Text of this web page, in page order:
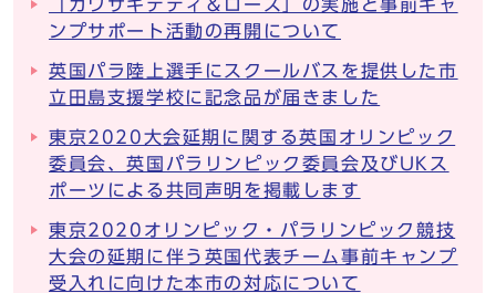
「カワサキテディ＆ローズ」の実施と事前キャ
ンプサポート活動の再開について
英国パラ陸上選手にスクールバスを提供した市
立田島支援学校に記念品が届きました
東京2020大会延期に関する英国オリンピック
委員会、英国パラリンピック委員会及びUKス
ポーツによる共同声明を掲載します
東京2020オリンピック・パラリンピック競技
大会の延期に伴う英国代表チーム事前キャンプ
受入れに向けた本市の対応について